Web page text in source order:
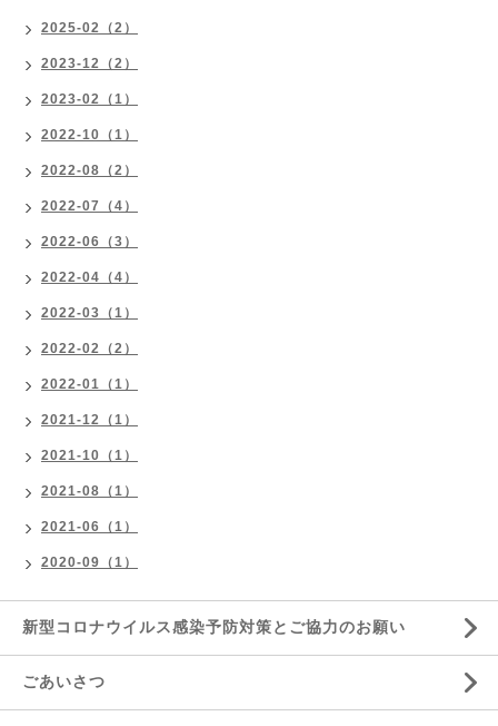
2025-02（2）
2023-12（2）
2023-02（1）
2022-10（1）
2022-08（2）
2022-07（4）
2022-06（3）
2022-04（4）
2022-03（1）
2022-02（2）
2022-01（1）
2021-12（1）
2021-10（1）
2021-08（1）
2021-06（1）
2020-09（1）
新型コロナウイルス感染予防対策とご協力のお願い
ごあいさつ